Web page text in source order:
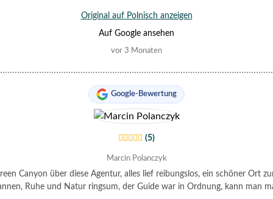
Original auf Polnisch anzeigen
Auf Google ansehen
vor 3 Monaten
Google-Bewertung
(5)
Marcin Polanczyk
Canyon über diese Agentur, alles lief reibungslos, ein schöner Ort
Ruhe und Natur ringsum, der Guide war in Ordnung, kann man